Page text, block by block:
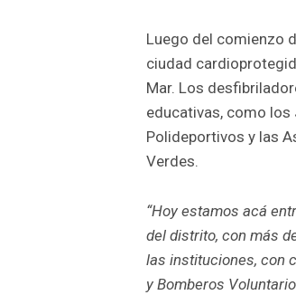
Luego del comienzo
ciudad
Mar. Los
educativas, como los
Polideportivos y las
Verdes.
“Hoy estamos acá
del distrito, con más
las instituciones, con
y Bomberos